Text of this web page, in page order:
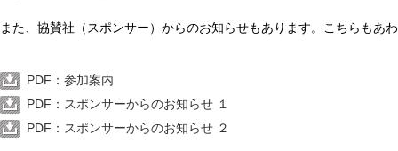
また、協賛社（スポンサー）からのお知らせもあります。こちらもあ
PDF：参加案内
PDF：スポンサーからのお知らせ １
PDF：スポンサーからのお知らせ ２